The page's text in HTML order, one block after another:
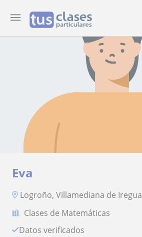
Eva
Logroño, Villamediana de Iregua
Clases de Matemáticas
Datos verificados